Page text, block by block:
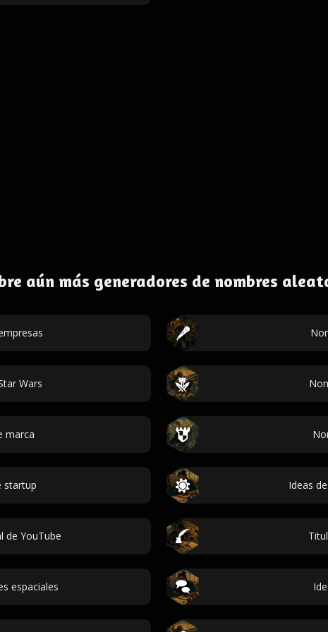
aún más generadores de nombres
Wars
marca
startup Ideas
de YouTube
espaciales